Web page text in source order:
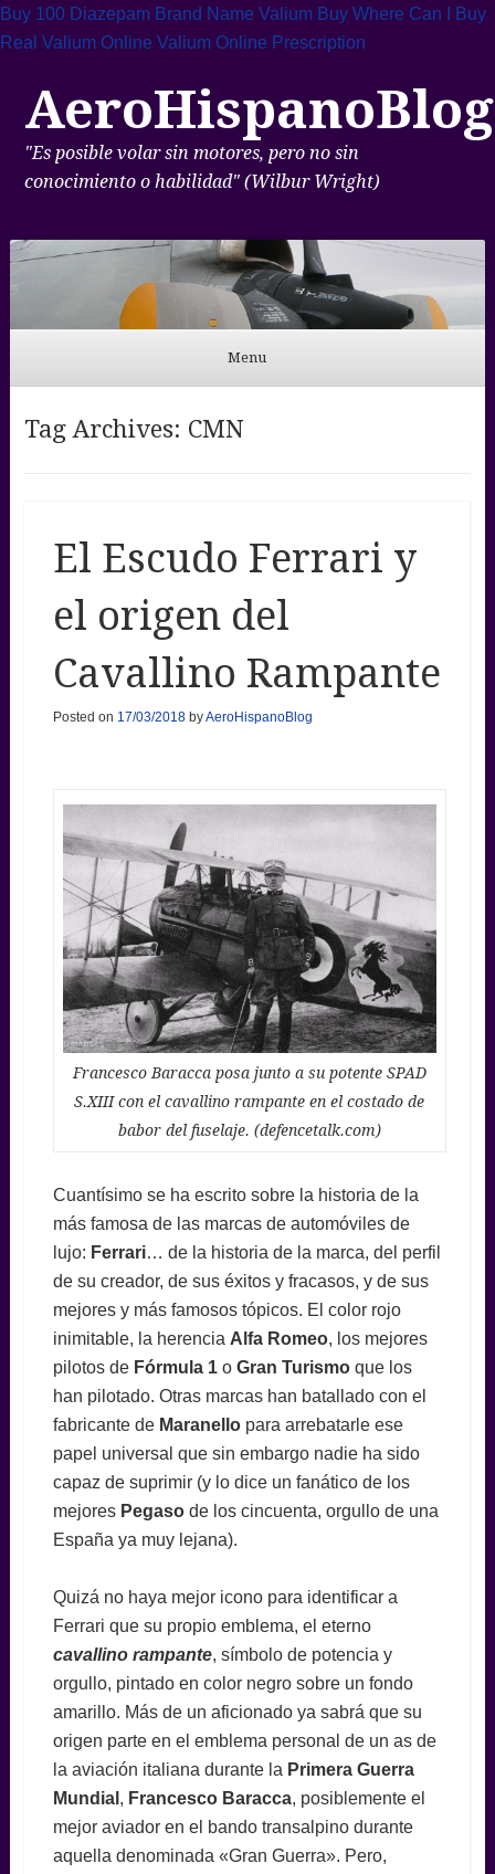
Buy 100 Diazepam Brand Name Valium Buy Where Can I Buy
Real Valium Online Valium Online Prescription
AeroHispanoBlog
"Es posible volar sin motores, pero no sin
conocimiento o habilidad" (Wilbur Wright)
Menu
Tag Archives: CMN
El Escudo Ferrari y
el origen del
Cavallino Rampante
Posted on 17/03/2018byAeroHispanoBlog
Francesco Baracca posa junto a su potente SPAD
S.XIII con el cavallino rampante en el costado de
babor del fuselaje. (defencetalk.com)
Cuantísimo se ha escrito sobre la historia de la
más famosa de las marcas de automóviles de
lujo: Ferrari… de la historia de la marca, del perfil
de su creador, de sus éxitos y fracasos, y de sus
mejores y más famosos tópicos. El color rojo
inimitable, la herencia Alfa Romeo, los mejores
pilotos de Fórmula 1o Gran Turismoque los
han pilotado. Otras marcas han batallado con el
fabricante de Maranellopara arrebatarle ese
papel universal que sin embargo nadie ha sido
capaz de suprimir (y lo dice un fanático de los
mejores Pegasode los cincuenta, orgullo de una
España ya muy lejana).
Quizá no haya mejor icono para identificar a
Ferrari que su propio emblema, el eterno
cavallino rampante, símbolo de potencia y
orgullo, pintado en color negro sobre un fondo
amarillo. Más de un aficionado ya sabrá que su
origen parte en el emblema personal de un as de
la aviación italiana durante la Primera Guerra
Mundial , Francesco Baracca, posiblemente el
mejor aviador en el bando transalpino durante
aquella denominada «Gran Guerra». Pero,